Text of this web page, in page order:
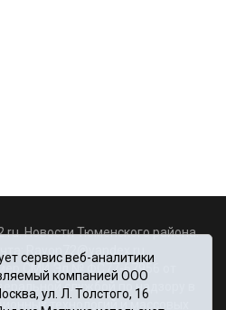
Новости Тюменского района.
Rayon72@yandex.ru
СМИ Эл № ФС77-67956 от
службой по надзору в
технологий и массовых
сервис веб-аналитики
компанией ООО
ул. Л. Толстого, 16